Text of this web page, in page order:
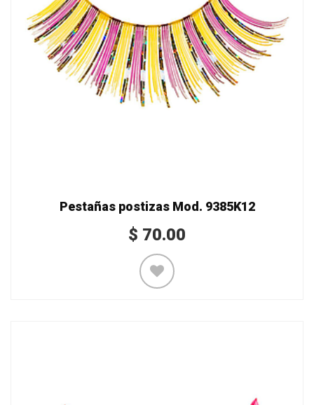
Pestañas postizas Mod. 9385K12
$ 70.00